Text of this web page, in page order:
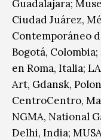
Guadalajara;
Ciudad Juárez,
Contemporáneo
Bogotá, Colombia;
en Roma, Italia;
Art, Gdansk,
CentroCentro,
NGMA, National
Delhi, India;